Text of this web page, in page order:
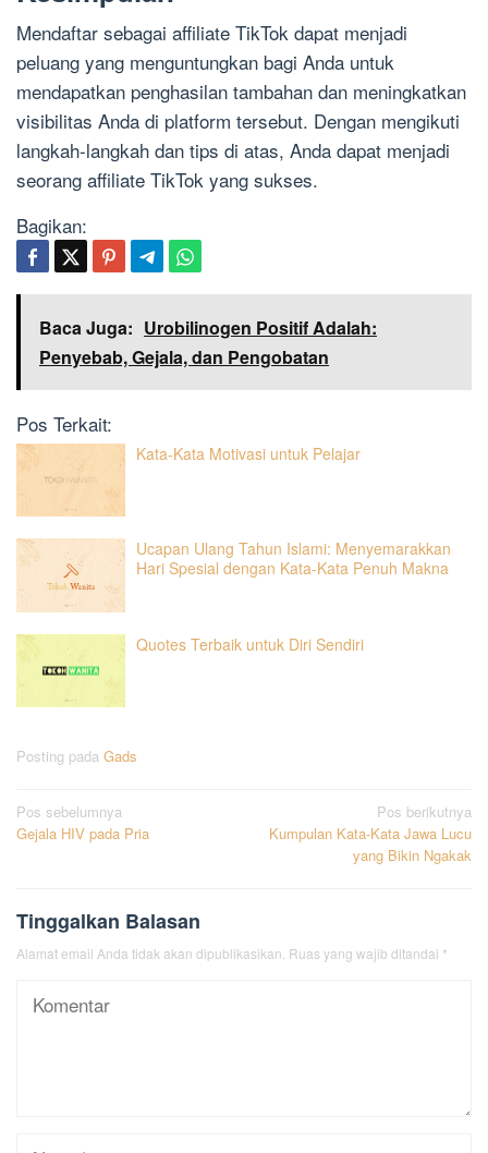
Mendaftar sebagai affiliate TikTok dapat menjadi
peluang yang menguntungkan bagi Anda untuk
mendapatkan penghasilan tambahan dan meningkatkan
visibilitas Anda di platform tersebut. Dengan mengikuti
langkah-langkah dan tips di atas, Anda dapat menjadi
seorang affiliate TikTok yang sukses.
Bagikan:
Baca Juga: Urobilinogen Positif Adalah:
Penyebab, Gejala, dan Pengobatan
Pos Terkait:
Kata-Kata Motivasi untuk Pelajar
Ucapan Ulang Tahun Islami: Menyemarakkan
Hari Spesial dengan Kata-Kata Penuh Makna
Quotes Terbaik untuk Diri Sendiri
Posting pada Gads
Navigasi
pos
Pos sebelumnya
Gejala HIV pada Pria
Pos berikutnya
Kumpulan Kata-Kata Jawa Lucu
yang Bikin Ngakak
Tinggalkan Balasan
Alamat email Anda tidak akan dipublikasikan. Ruas yang wajib ditandai *